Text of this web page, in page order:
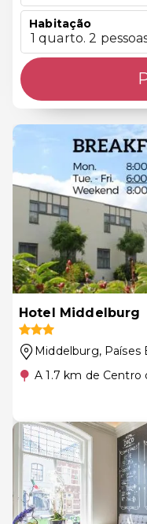
Habitação
1 quarto. 2
Hotel Middelburg
Middelburg, Países
A 1.7 km de Centro